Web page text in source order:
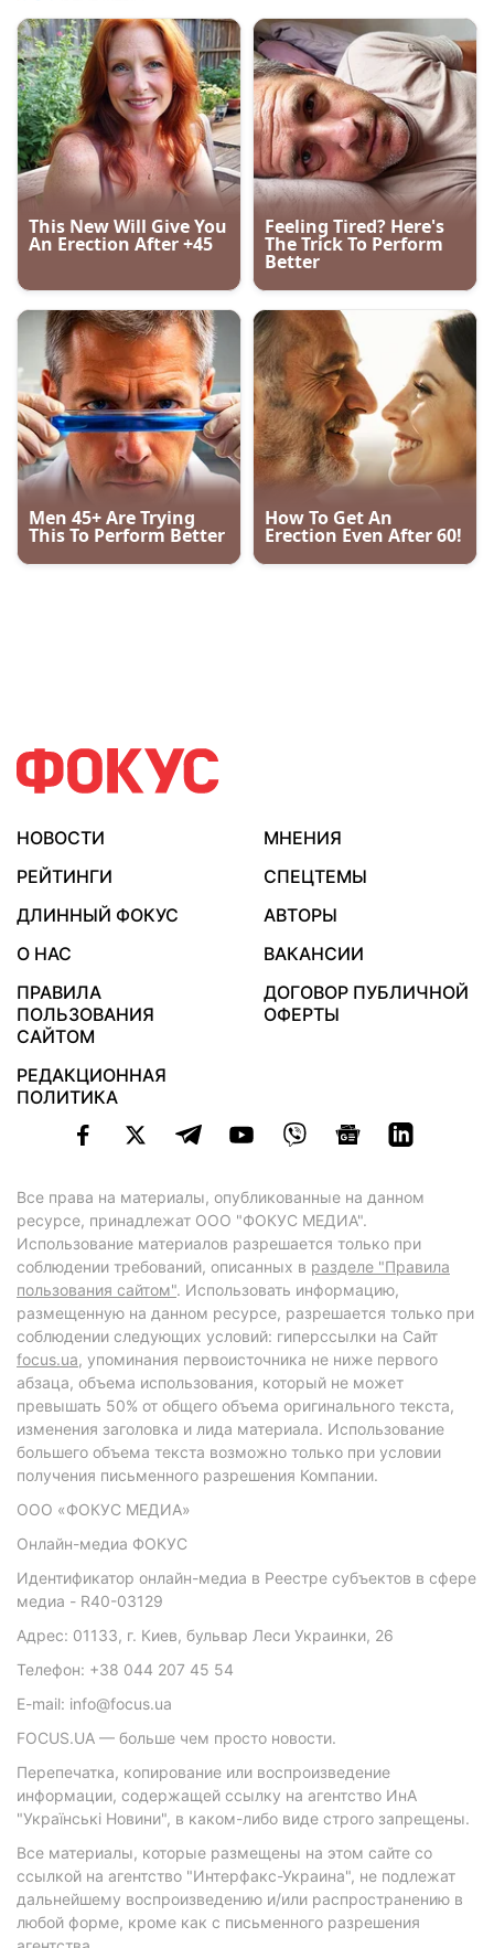
НОВОСТИ
МНЕНИЯ
РЕЙТИНГИ
СПЕЦТЕМЫ
ДЛИННЫЙ ФОКУС
АВТОРЫ
О НАС
ВАКАНСИИ
ПРАВИЛА
ПОЛЬЗОВАНИЯ
САЙТОМ
ДОГОВОР ПУБЛИЧНОЙ
ОФЕРТЫ
РЕДАКЦИОННАЯ
ПОЛИТИКА
Все права на материалы, опубликованные на данном
ресурсе, принадлежат ООО "ФОКУС МЕДИА".
Использование материалов разрешается только при
соблюдении требований, описанных в разделе "Правила
пользования сайтом". Использовать информацию,
размещенную на данном ресурсе, разрешается только при
соблюдении следующих условий: гиперссылки на Сайт
focus.ua, упоминания первоисточника не ниже первого
абзаца, объема использования, который не может
превышать 50% от общего объема оригинального текста,
изменения заголовка и лида материала. Использование
большего объема текста возможно только при условии
получения письменного разрешения Компании.
ООО «ФОКУС МЕДИА»
Онлайн-медиа ФОКУС
Идентификатор онлайн-медиа в Реестре субъектов в сфере
медиа - R40-03129
Адрес: 01133, г. Киев, бульвар Леси Украинки, 26
Телефон: +38 044 207 45 54
E-mail: info@focus.ua
FOCUS.UA — больше чем просто новости.
Перепечатка, копирование или воспроизведение
информации, содержащей ссылку на агентство ИнА
"Українські Новини", в каком-либо виде строго запрещены.
Все материалы, которые размещены на этом сайте со
ссылкой на агентство "Интерфакс-Украина", не подлежат
дальнейшему воспроизведению и/или распространению в
любой форме, кроме как с письменного разрешения